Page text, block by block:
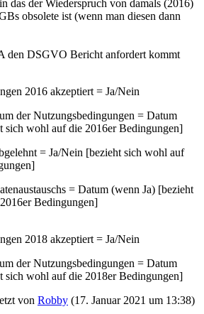
das der Wiederspruch von damals (2016)
obsolete ist (wenn man diesen dann
den DSGVO Bericht anfordert kommt
2016 akzeptiert = Ja/Nein
der Nutzungsbedingungen = Datum
sich wohl auf die 2016er Bedingungen]
= Ja/Nein [bezieht sich wohl auf
= Datum (wenn Ja) [bezieht
Bedingungen]
2018 akzeptiert = Ja/Nein
der Nutzungsbedingungen = Datum
sich wohl auf die 2018er Bedingungen]
von Robby (17. Januar 2021 um 13:38)